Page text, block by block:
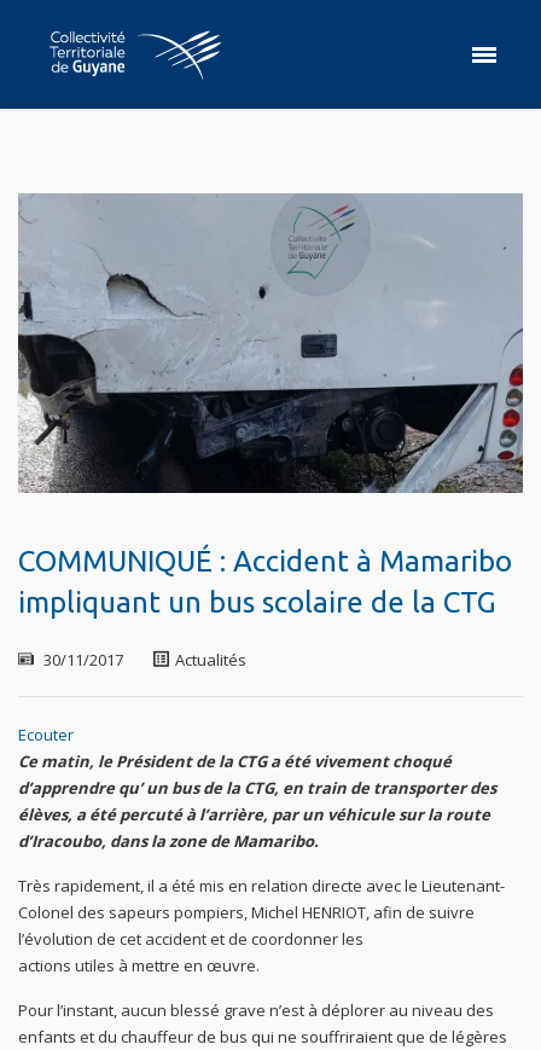
COMMUNIQUÉ : Accident à Mamaribo
impliquant un bus scolaire de la CTG
30/11/2017 Actualités
Ecouter
Ce matin, le Président de la CTG a été vivement choqué
d’apprendre qu’ un bus de la CTG, en train de transporter des
élèves, a été percuté à l’arrière, par un véhicule sur la route
d’Iracoubo, dans la zone de Mamaribo.
Très rapidement, il a été mis en relation directe avec le Lieutenant-
Colonel des sapeurs pompiers, Michel HENRIOT, afin de suivre
l’évolution de cet accident et de coordonner les
actions utiles à mettre en œuvre.
Pour l’instant, aucun blessé grave n’est à déplorer au niveau des
enfants et du chauffeur de bus qui ne souffriraient que de légères